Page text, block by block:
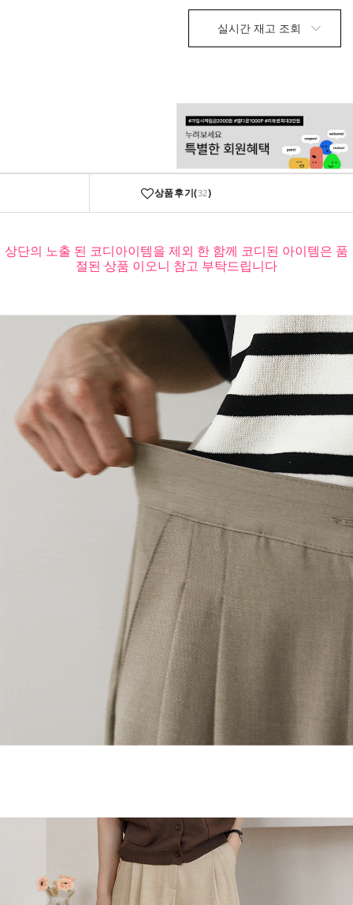
실시간 재고 조회
상품후기(32)
상단의 노출 된 코디아이템을 제외 한 함께 코디된 아이템은 품
절된 상품 이오니 참고 부탁드립니다